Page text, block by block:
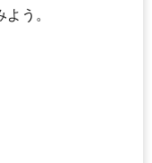
う。